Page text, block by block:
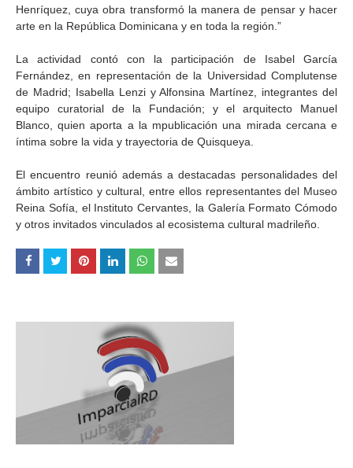
Henríquez, cuya obra transformó la manera de pensar y hacer
arte en la República Dominicana y en toda la región.”
La actividad contó con la participación de Isabel García
Fernández, en representación de la Universidad Complutense
de Madrid; Isabella Lenzi y Alfonsina Martínez, integrantes del
equipo curatorial de la Fundación; y el arquitecto Manuel
Blanco, quien aporta a la mpublicación una mirada cercana e
íntima sobre la vida y trayectoria de Quisqueya.
El encuentro reunió además a destacadas personalidades del
ámbito artístico y cultural, entre ellos representantes del Museo
Reina Sofía, el Instituto Cervantes, la Galería Formato Cómodo
y otros invitados vinculados al ecosistema cultural madrileño.